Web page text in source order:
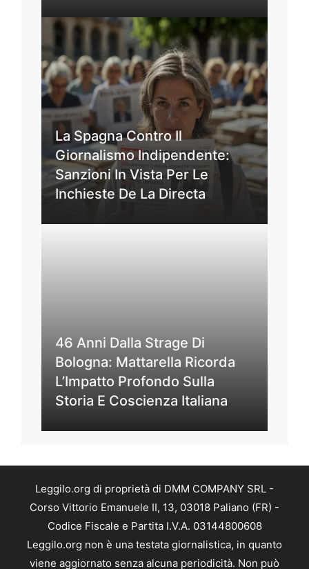
La Spagna Contro Il
Giornalismo Indipendente:
Sanzioni In Vista Per Le
Inchieste De La Directa
46 Anni Dalla Strage Di
Bologna: Mattarella Ricorda
L’Impatto Profondo Sulla
Storia E Coscienza Italiana
Leggilo.org di proprietà di DMM COMPANY SRL -
Corso Vittorio Emanuele II, 13, 03018 Paliano (FR) -
Codice Fiscale e Partita I.V.A. 03144800608
Leggilo.org non è una testata giornalistica, in quanto
viene aggiornato senza alcuna periodicità. Non può